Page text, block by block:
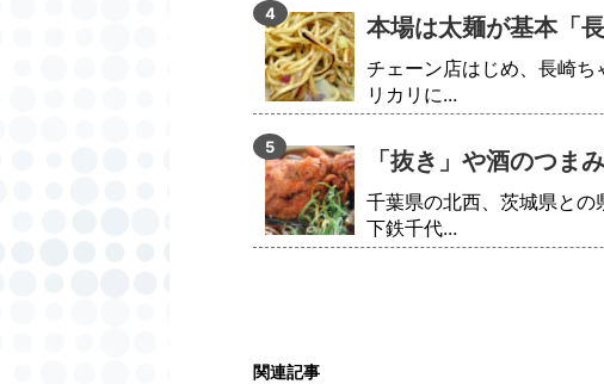
本場は太麺が基本「
チェーン店はじめ、長崎
リカリに...
「抜き」や酒のつ
千葉県の北西、茨城県と
下鉄千代...
関連記事